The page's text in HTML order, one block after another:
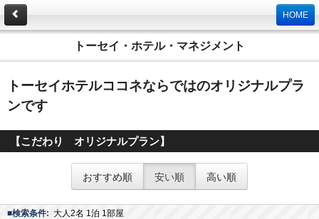
HOME
トーセイ・ホテル・マネジメント
トーセイホテルココネならではのオリジナルプラ
ンです
【こだわり オリジナルプラン】
おすすめ順 安い順 高い順
■検索条件: 大人2名 1泊 1部屋